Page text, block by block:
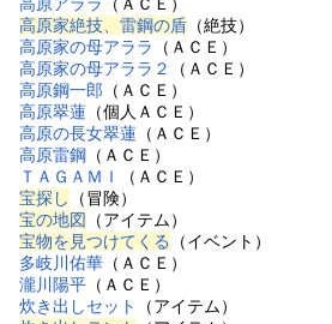
高原家絶技、雷鋼の盾 （絶技）
高原家の母アララ
（ＡＣＥ）
高原家の母アララ２
（ＡＣＥ）
高原鋼一郎 （ＡＣＥ）
高原翠蓮 （個人ＡＣＥ）
高原の長女翠蓮 （ＡＣＥ）
高原雷鋼 （ＡＣＥ）
ＴＡＧＡＭＩ
（ＡＣＥ）
宝探し
（冒険）
宝の地図 （アイテム）
宝物を見つけてくる
（イベント）
多岐川佑華 （ＡＣＥ）
瀧川陽平 （ＡＣＥ）
炊き出しセット
（アイテム）